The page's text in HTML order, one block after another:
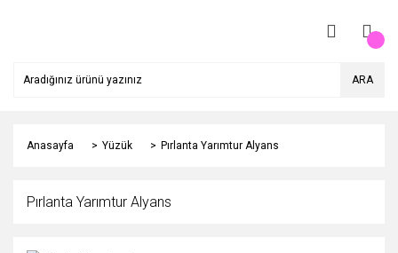
ARA
Anasayfa Yüzük Pırlanta Yarımtur Alyans
Pırlanta Yarımtur Alyans